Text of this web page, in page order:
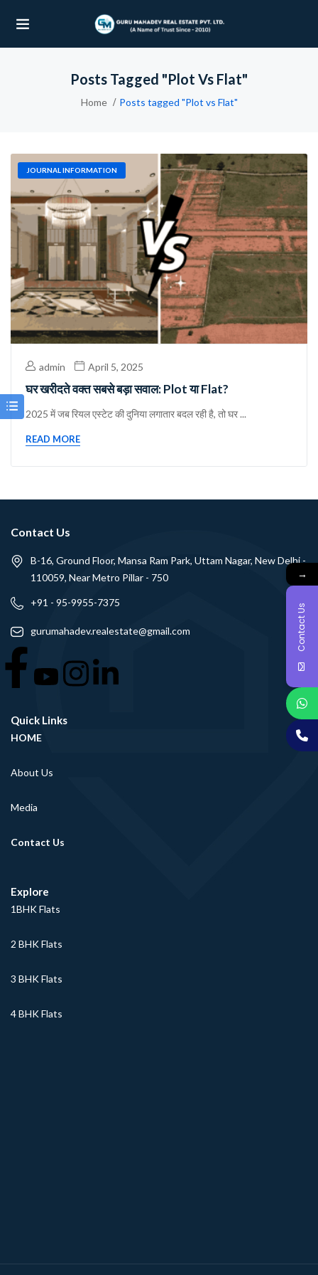
(OUR PROJECTS)
Posts Tagged "Plot Vs Flat"
Home Posts tagged "Plot vs Flat"
JOURNAL INFORMATION
admin April 5, 2025
घर खरीदते वक्त सबसे बड़ा सवाल: Plot या Flat?
2025 में जब रियल एस्टेट की दुनिया लगातार बदल रही है, तो घर ...
READ MORE
Contact Us
B-16, Ground Floor, Mansa Ram Park, Uttam Nagar, New Delhi -
110059, Near Metro Pillar - 750
+91 - 95-9955-7375
gurumahadev.realestate@gmail.com
Quick Links
HOME
About Us
Media
Contact Us
Explore
1BHK Flats
2 BHK Flats
3 BHK Flats
4 BHK Flats
→
Contact Us